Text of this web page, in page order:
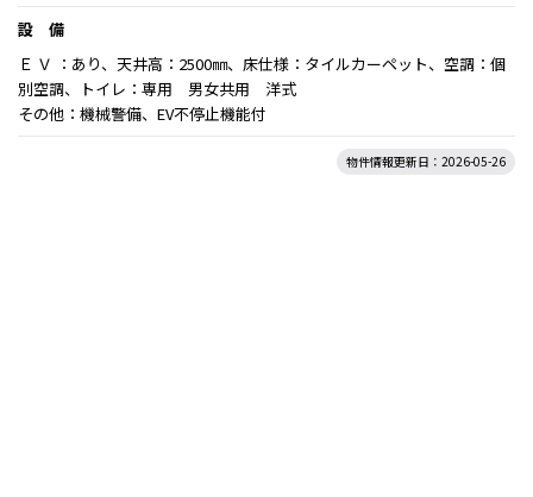
設 備
Ｅ Ｖ ：あり、天井高：2500㎜、床仕様：タイルカーペット、空調：個
別空調、トイレ：専用 男女共用 洋式
その他：機械警備、EV不停止機能付
物件情報更新日：2026-05-26